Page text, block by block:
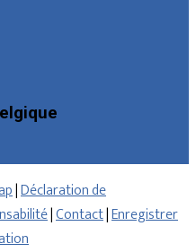
|Déclaration de
|Contact|Enregistrer